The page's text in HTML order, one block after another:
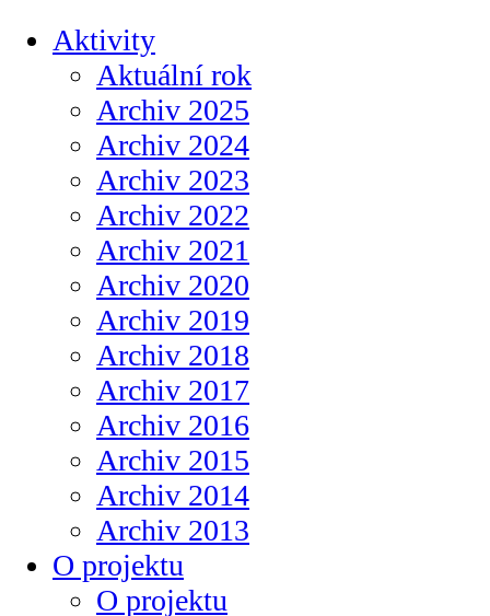
Aktivity
Aktuální rok
Archiv 2025
Archiv 2024
Archiv 2023
Archiv 2022
Archiv 2021
Archiv 2020
Archiv 2019
Archiv 2018
Archiv 2017
Archiv 2016
Archiv 2015
Archiv 2014
Archiv 2013
O projektu
O projektu